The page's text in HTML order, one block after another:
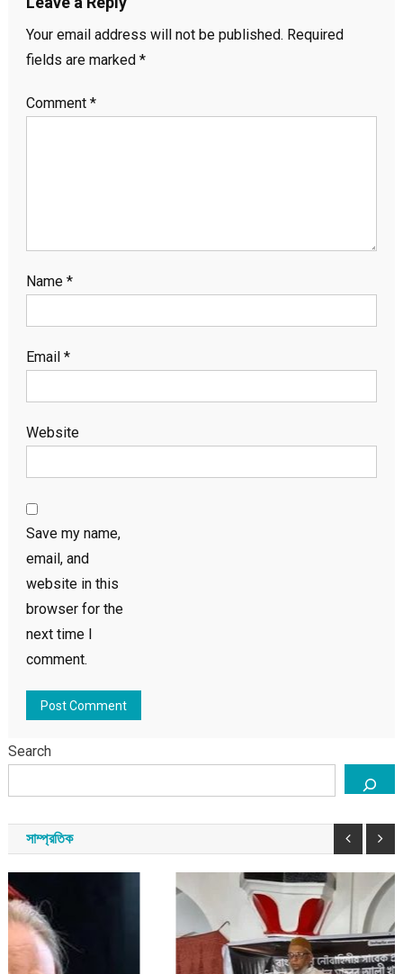
Your email address will not be published. Required
fields are marked *
Comment *
Name *
Email *
Website
Save my name,
email, and
website in this
browser for the
next time I
comment.
Search
সাম্প্রতিক